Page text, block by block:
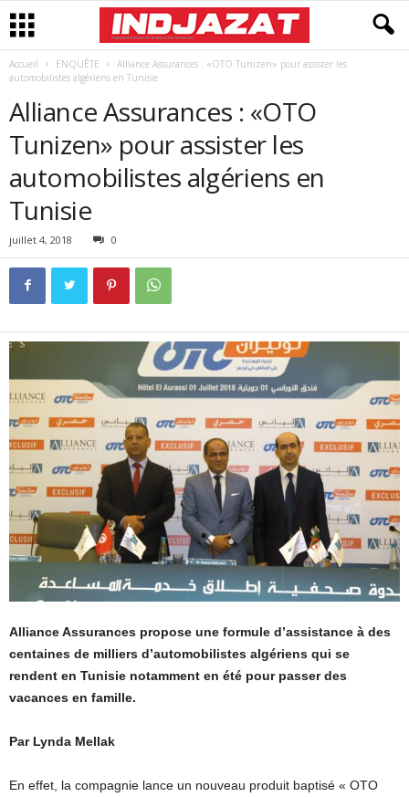
Accueil ENQUÊTE
Alliance Assurances : «OTO Tunizen» pour assister les
automobilistes algériens en Tunisie
Alliance Assurances : «OTO
Tunizen» pour assister les
automobilistes algériens en
Tunisie
juillet 4, 2018 0
Alliance Assurances propose une formule d’assistance à des
centaines de milliers d’automobilistes algériens qui se
rendent en Tunisie notamment en été pour passer des
vacances en famille.
Par Lynda Mellak
En effet, la compagnie lance un nouveau produit baptisé « OTO